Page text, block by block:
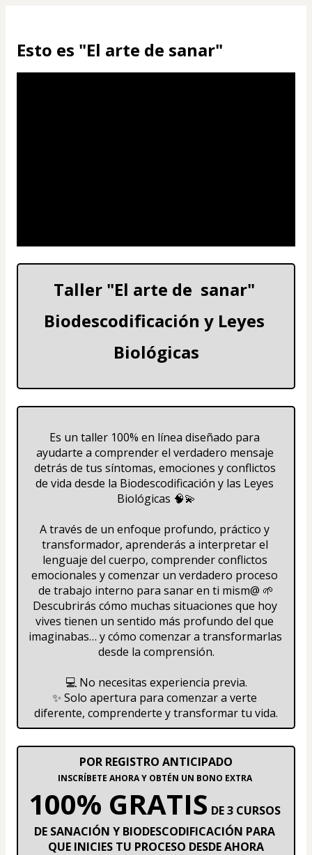
Esto es "El arte de sanar"
Taller "El arte de  sanar"
Biodescodificación y Leyes
Biológicas
Es un taller 100% en línea diseñado para
ayudarte a comprender el verdadero mensaje
detrás de tus síntomas, emociones y conflictos
de vida desde la Biodescodificación y las Leyes
Biológicas 🧠💫
A través de un enfoque profundo, práctico y
transformador, aprenderás a interpretar el
lenguaje del cuerpo, comprender conflictos
emocionales y comenzar un verdadero proceso
de trabajo interno para sanar en ti mism@ 🌱
Descubrirás cómo muchas situaciones que hoy
vives tienen un sentido más profundo del que
imaginabas… y cómo comenzar a transformarlas
desde la comprensión.
💻 No necesitas experiencia previa.
✨ Solo apertura para comenzar a verte
diferente, comprenderte y transformar tu vida.
POR REGISTRO ANTICIPADO
INSCRÍBETE AHORA Y OBTÉN UN BONO EXTRA
100% GRATIS DE 3 CURSOS
DE SANACIÓN Y BIODESCODIFICACIÓN PARA
QUE INICIES TU PROCESO DESDE AHORA